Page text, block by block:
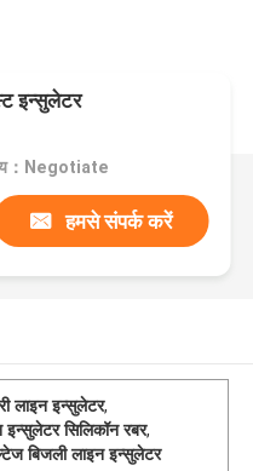
इन्सुलेटर
：Negotiate
हमसे संपर्क करें
लाइन इन्सुलेटर,
इन्सुलेटर सिलिकॉन रबर,
बिजली लाइन इन्सुलेटर